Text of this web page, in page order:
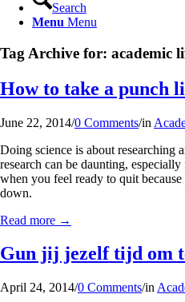
Search
Menu Menu
Tag Archive for: academic
How to take a punch
June 22, 2014/0 Comments/in
Doing science is about
research can be daunting,
when you feel ready to quit
down.
Read more →
Gun jij jezelf tijd om
April 24, 2014/0 Comments/in